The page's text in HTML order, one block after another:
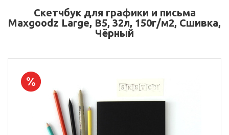
Скетчбук для графики и письма
Maxgoodz Large, B5, 32л, 150г/м2, Сшивка,
Чёрный